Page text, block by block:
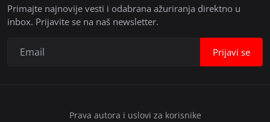
Primajte najnovije vesti i odabrana ažuriranja direktno u
inbox. Prijavite se na naš newsletter.
Prijavi se
Prava autora i uslovi za korisnike